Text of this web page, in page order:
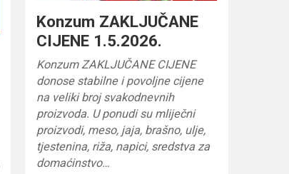
Konzum ZAKLJUČANE
CIJENE 1.5.2026.
Konzum ZAKLJUČANE CIJENE
donose stabilne i povoljne cijene
na veliki broj svakodnevnih
proizvoda. U ponudi su mliječni
proizvodi, meso, jaja, brašno, ulje,
tjestenina, riža, napici, sredstva za
domaćinstvo…